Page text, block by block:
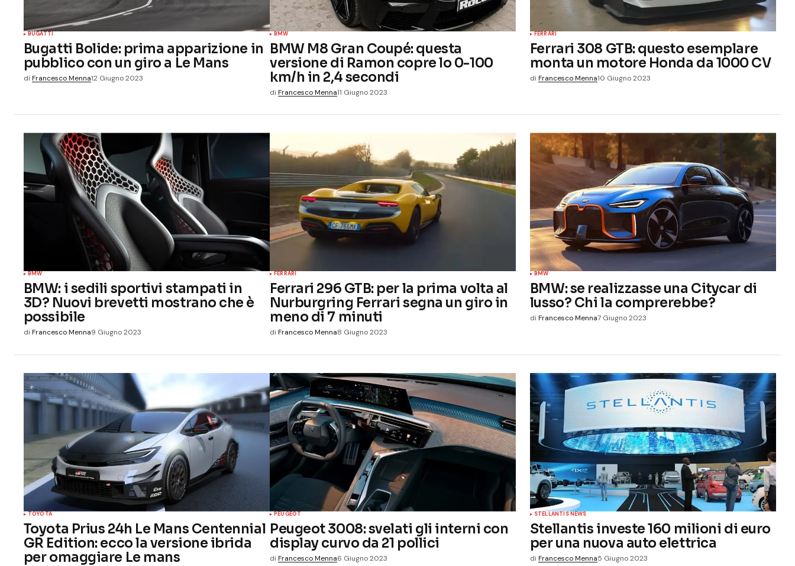
BUGATTI
Bugatti Bolide: prima apparizione in
pubblico con un giro a Le Mans
di Francesco Menna12 Giugno 2023
BMW
BMW M8 Gran Coupé: questa
versione di Ramon copre lo 0-100
km/h in 2,4 secondi
di Francesco Menna11 Giugno 2023
FERRARI
Ferrari 308 GTB: questo esemplare
monta un motore Honda da 1000 CV
di Francesco Menna10 Giugno 2023
BMW
BMW: i sedili sportivi stampati in
3D? Nuovi brevetti mostrano che è
possibile
di Francesco Menna9 Giugno 2023
FERRARI
Ferrari 296 GTB: per la prima volta al
Nurburgring Ferrari segna un giro in
meno di 7 minuti
di Francesco Menna8 Giugno 2023
BMW
BMW: se realizzasse una Citycar di
lusso? Chi la comprerebbe?
di Francesco Menna7 Giugno 2023
TOYOTA
Toyota Prius 24h Le Mans Centennial
GR Edition: ecco la versione ibrida
per omaggiare Le mans
PEUGEOT
Peugeot 3008: svelati gli interni con
display curvo da 21 pollici
di Francesco Menna6 Giugno 2023
STELLANTIS NEWS
Stellantis investe 160 milioni di euro
per una nuova auto elettrica
di Francesco Menna5 Giugno 2023